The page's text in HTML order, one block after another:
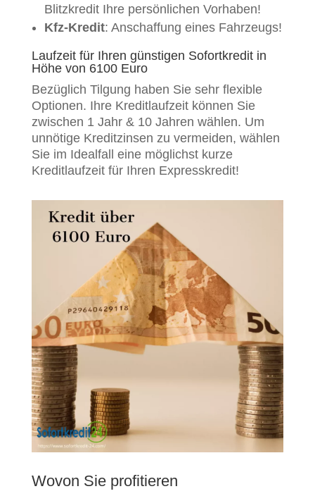
Blitzkredit Ihre persönlichen Vorhaben!
Kfz-Kredit: Anschaffung eines Fahrzeugs!
Laufzeit für Ihren günstigen Sofortkredit in
Höhe von 6100 Euro
Bezüglich Tilgung haben Sie sehr flexible
Optionen. Ihre Kreditlaufzeit können Sie
zwischen 1 Jahr & 10 Jahren wählen. Um
unnötige Kreditzinsen zu vermeiden, wählen
Sie im Idealfall eine möglichst kurze
Kreditlaufzeit für Ihren Expresskredit!
Wovon Sie profitieren